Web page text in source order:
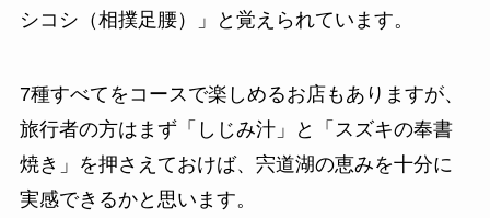
シコシ（相撲足腰）」と覚えられています。
7種すべてをコースで楽しめるお店もありますが、
旅行者の方はまず「しじみ汁」と「スズキの奉書
焼き」を押さえておけば、宍道湖の恵みを十分に
実感できるかと思います。